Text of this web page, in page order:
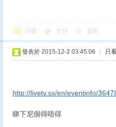
回復 支持 反對
發表於 2015-12-2 03:45:06 只
http://livetv.sx/en/eventinfo/
睇下尼個得唔得